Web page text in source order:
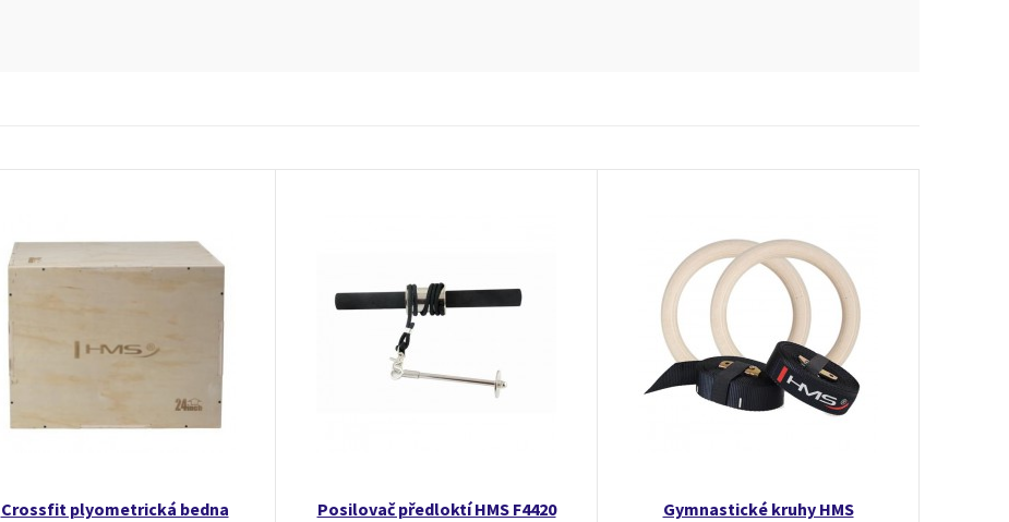
Crossfit plyometrická bedna Posilovač předloktí HMS F4420 Gymnastické kruhy HMS